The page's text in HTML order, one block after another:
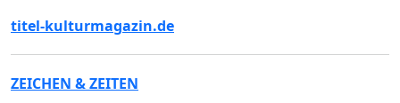
titel-kulturmagazin.de
ZEICHEN & ZEITEN